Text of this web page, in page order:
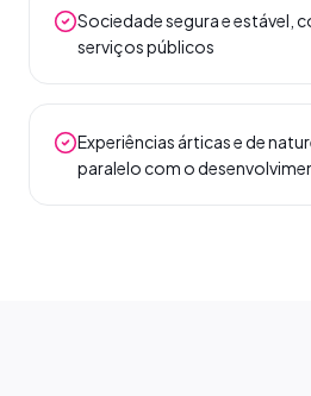
Sociedade segura e estável,
serviços públicos
Experiências árticas e de
paralelo com o